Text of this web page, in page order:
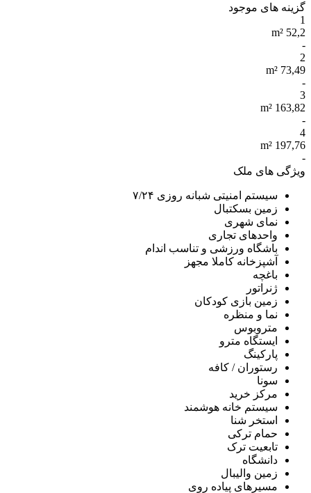
گزینه های موجود
1
52,2 m²
-
2
73,49 m²
-
3
163,82 m²
-
4
197,76 m²
-
ویژگی های ملک
سیستم امنیتی شبانه روزی ۷/۲۴
زمین بسکتبال
نمای شهری
واحدهای تجاری
باشگاه ورزشی و تناسب اندام
آشپزخانه کاملا مجهز
باغچه
ژنراتور
زمین بازی کودکان
نما و منظره
متروبوس
ایستگاه مترو
پارکینگ
رستوران / کافه
سونا
مرکز خرید
سیستم خانه هوشمند
استخر شنا
حمام ترکی
تابعیت ترک
دانشگاه
زمین والیبال
مسیرهای پیاده روی